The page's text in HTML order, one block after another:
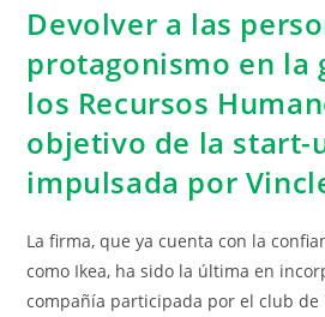
Devolver a las
protagonismo en la
los Recursos
objetivo de la start-
impulsada por
La firma, que ya cuenta con la
como Ikea, ha sido la última en
compañía participada por el club de